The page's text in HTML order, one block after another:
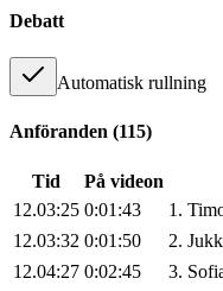
Debatt
Automatisk rullning
Anföranden (115)
Tid På videon
12.03:25 0:01:43 1.
12.03:32 0:01:50 2.
12.04:27 0:02:45 3.